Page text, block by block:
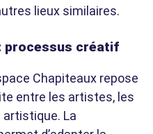
lieux similaires.
processus créatif
Chapiteaux repose
entre les artistes, les
La